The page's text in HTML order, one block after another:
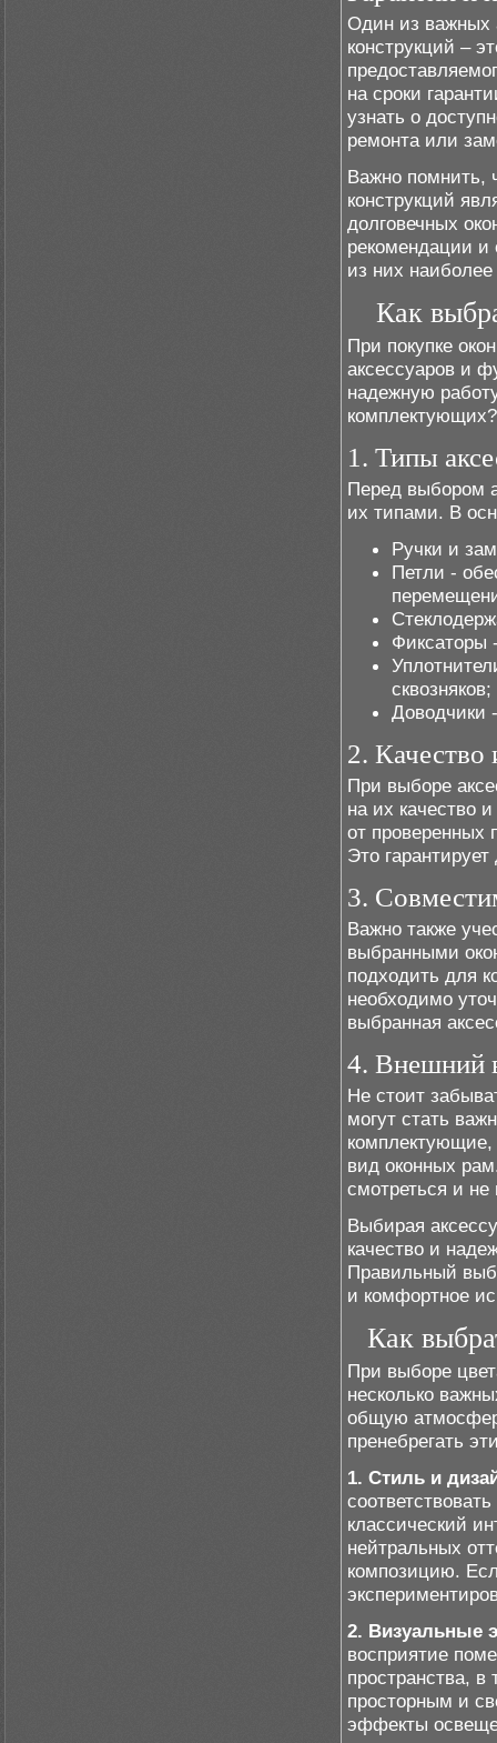
Один из важных
конструкций –
на сроки
узнать о
ремонта или
Важно помнить,
конструкций
долговечных
рекомендации и
из них
Как
При покупке
аксессуаров и
надежную
комплектующих?
1. Типы
Перед выбором
их типами. В
Ручки и
Петли -
Фиксаторы
сквозняков;
Доводчики
2. Качество
При выборе
на их качество
от проверенных
Это
3.
Важно также
выбранными
подходить для
необходимо
выбранная
4. Внешний
Не стоит
могут стать
вид оконных
смотреться и
Выбирая
качество и
Правильный
и комфортное
Как
При выборе
несколько
общую
пренебрегать
1. Стиль и
классический
нейтральных
композицию.
2. Визуальные
восприятие
пространства, в
просторным и
эффекты